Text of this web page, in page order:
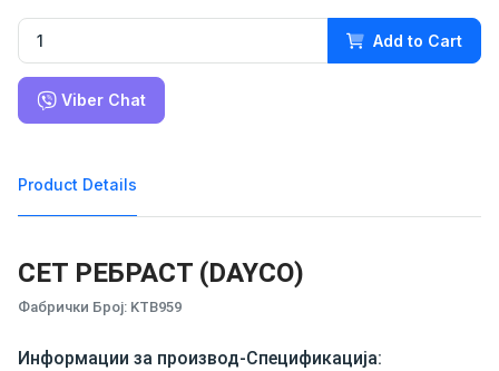
Add to Cart
Viber Chat
Product Details
СЕТ РЕБРАСТ (DAYCO)
Фабрички Број: KTB959
Информации за производ-Спецификација: